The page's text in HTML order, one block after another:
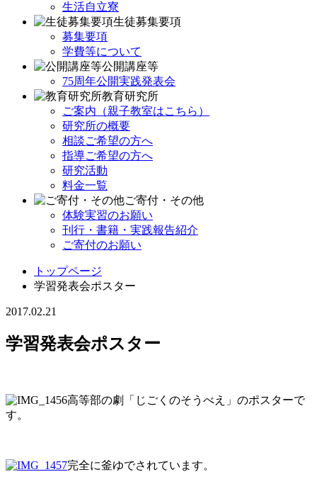
生活自立寮
生徒募集要項
募集要項
学費等について
公開講座等
75周年公開実践発表会
教育研究所
ご案内（親子教室はこちら）
研究所の概要
相談ご希望の方へ
指導ご希望の方へ
研究活動
料金一覧
ご寄付・その他
体験実習のお願い
刊行・書籍・実践報告紹介
ご寄付のお願い
トップページ
学習発表会ポスター
2017.02.21
学習発表会ポスター
高等部の劇「じごくのそうべえ」のポスターで
す。
完全に釜ゆでされています。